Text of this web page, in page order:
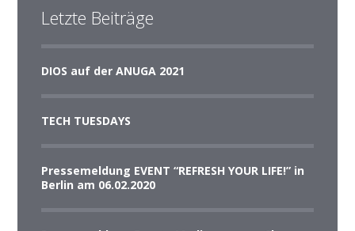
Letzte Beiträge
DIOS auf der ANUGA 2021
TECH TUESDAYS
Pressemeldung EVENT “REFRESH YOUR LIFE!” in
Berlin am 06.02.2020